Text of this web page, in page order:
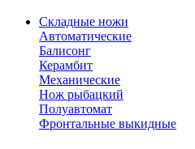
Складные ножи
Автоматические
Балисонг
Керамбит
Механические
Нож рыбацкий
Полуавтомат
Фронтальные выкидные